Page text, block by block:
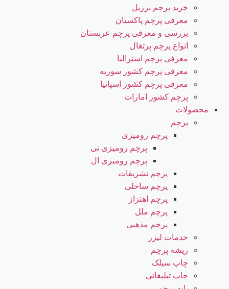
خرید پرچم برزیل
معرفی پرچم پاکستان
بررسی و معرفی پرچم عربستان
انواع پرچم پرتغال
معرفی پرچم استرالیا
معرفی پرچم کشور سوریه
معرفی پرچم کشور اسپانیا
پرچم کشور امارات
محصولات
پرچم
پرچم رومیزی
پرچم رومیزی تی
پرچم رومیزی ال
پرچم تشریفات
پرچم ساحلی
پرچم اهتزاز
پرچم ملل
پرچم مذهبی
خدمات لیزر
ریشه پرچم
چاپ سیلک
چاپ تبلیغاتی